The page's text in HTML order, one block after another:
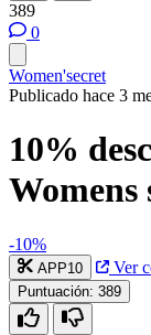
389
0
Women'secret
Publicado hace 3
10%
Womens
-10%
APP10 Ver
Puntuación: 389